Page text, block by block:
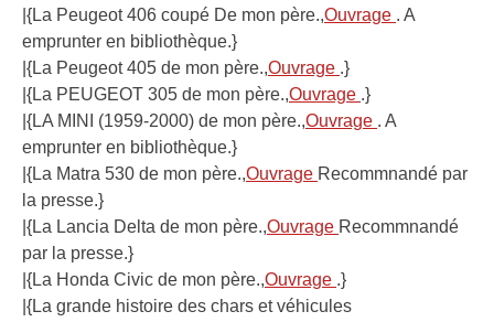
|{La Peugeot 406 coupé De mon père.,Ouvrage . A
emprunter en bibliothèque.}
|{La Peugeot 405 de mon père.,Ouvrage .}
|{La PEUGEOT 305 de mon père.,Ouvrage .}
|{LA MINI (1959-2000) de mon père.,Ouvrage . A
emprunter en bibliothèque.}
|{La Matra 530 de mon père.,Ouvrage Recommnandé par
la presse.}
|{La Lancia Delta de mon père.,Ouvrage Recommnandé
par la presse.}
|{La Honda Civic de mon père.,Ouvrage .}
|{La grande histoire des chars et véhicules